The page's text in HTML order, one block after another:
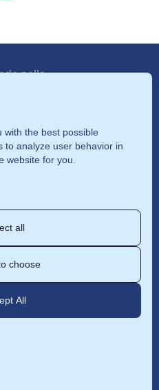
nella
with the best possible
to analyze user behavior in
website for you.
all
choose
All